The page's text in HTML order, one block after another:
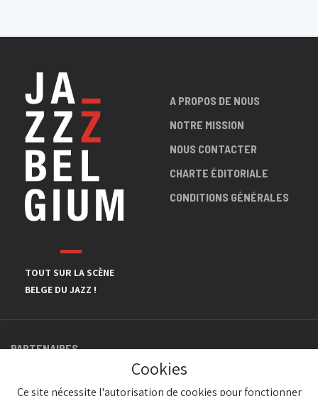
TOUT SUR LA SCÈNE
BELGE DU JAZZ !
A PROPOS DE NOUS
NOTRE MISSION
NOUS CONTACTER
CHARTE ÉDITORIALE
CONDITIONS GÉNÉRALES
PARTENAIRES
Cookies
Ce site nécessite l'autorisation de cookies pour fonctionner